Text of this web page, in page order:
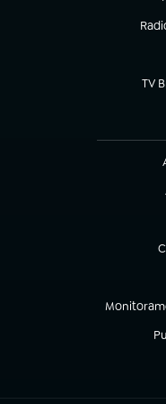
TV
(abre em